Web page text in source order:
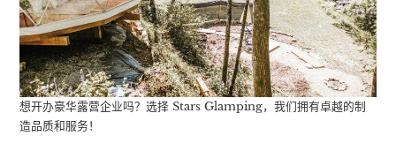
想开办豪华露营企业吗？选择 Stars Glamping，我们拥有卓越的制
造品质和服务！